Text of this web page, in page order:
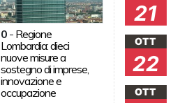
0 - Regione
Lombardia: dieci
nuove misure a
sostegno di imprese,
innovazione e
occupazione
21
OTT
22
OTT